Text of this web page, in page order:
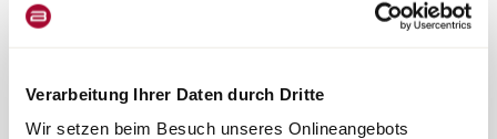
Verarbeitung Ihrer Daten durch Dritte
Wir setzen beim Besuch unseres Onlineangebots
abzuschließen.